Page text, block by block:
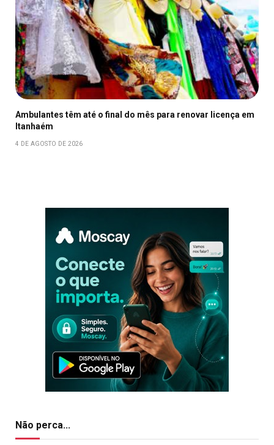
Ambulantes têm até o final do mês para renovar licença em
Itanhaém
4 DE AGOSTO DE 2026
Não perca...